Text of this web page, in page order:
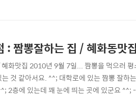
: 짬뽕잘하는 집 / 혜화동맛집
화맛집 2010년 9월 7일... 짬뽕을 먹으러
것 같아서요. ^^; 대학로에 있는 짬뽕 잘하
2층에 있는데 꽤 눈에 띄는 곳에 있군요